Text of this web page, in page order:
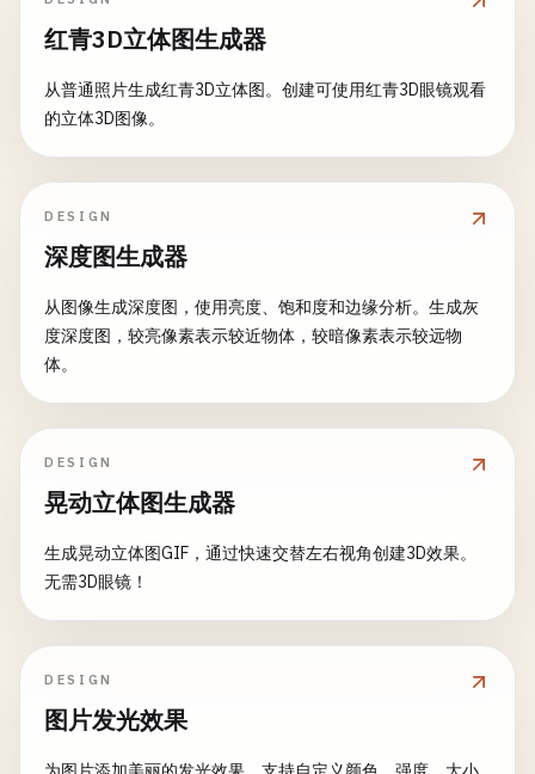
红青3D立体图生成器
从普通照片生成红青3D立体图。创建可使用红青3D眼镜观看
的立体3D图像。
DESIGN
深度图生成器
从图像生成深度图，使用亮度、饱和度和边缘分析。生成灰
度深度图，较亮像素表示较近物体，较暗像素表示较远物
体。
DESIGN
晃动立体图生成器
生成晃动立体图GIF，通过快速交替左右视角创建3D效果。
无需3D眼镜！
DESIGN
图片发光效果